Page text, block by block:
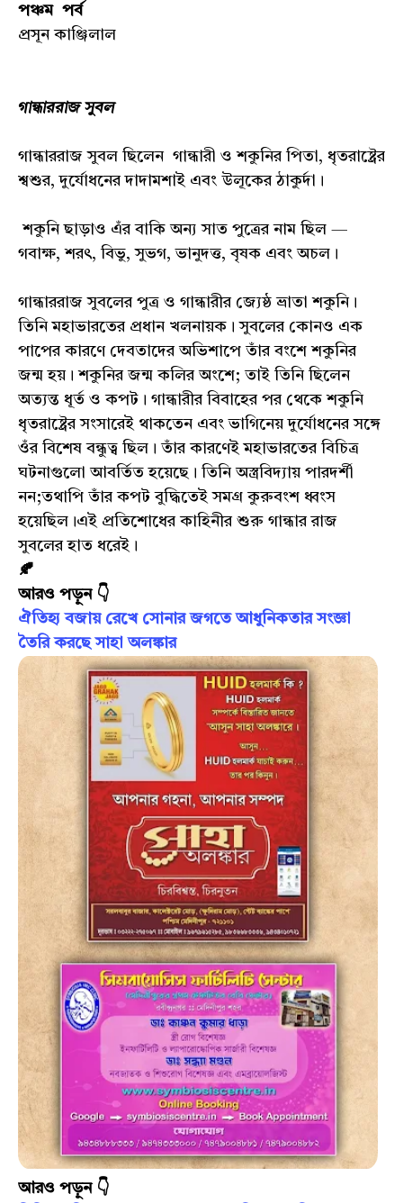
পঞ্চম পর্ব
প্রসূন কাঞ্জিলাল
গান্ধাররাজ সুবল
গান্ধাররাজ সুবল ছিলেন গান্ধারী ও শকুনির পিতা, ধৃতরাষ্ট্রের
শ্বশুর, দুর্যোধনের দাদামশাই এবং উলূকের ঠাকুর্দা।
শকুনি ছাড়াও এঁর বাকি অন্য সাত পুত্রের নাম ছিল —
গবাক্ষ, শরৎ, বিভু, সুভগ, ভানুদত্ত, বৃষক এবং অচল।
গান্ধাররাজ সুবলের পুত্র ও গান্ধারীর জ্যেষ্ঠ ভ্রাতা শকুনি।
তিনি মহাভারতের প্রধান খলনায়ক। সুবলের কোনও এক
পাপের কারণে দেবতাদের অভিশাপে তাঁর বংশে শকুনির
জন্ম হয়। শকুনির জন্ম কলির অংশে; তাই তিনি ছিলেন
অত্যন্ত ধূর্ত ও কপট। গান্ধারীর বিবাহের পর থেকে শকুনি
ধৃতরাষ্ট্রের সংসারেই থাকতেন এবং ভাগিনেয় দুর্যোধনের সঙ্গে
ওঁর বিশেষ বন্ধুত্ব ছিল। তাঁর কারণেই মহাভারতের বিচিত্র
ঘটনাগুলো আবর্তিত হয়েছে। তিনি অস্ত্রবিদ্যায় পারদর্শী
নন;তথাপি তাঁর কপট বুদ্ধিতেই সমগ্ৰ কুরুবংশ ধ্বংস
হয়েছিল।এই প্রতিশোধের কাহিনীর শুরু গান্ধার রাজ
সুবলের হাত ধরেই।
🍂
আরও পড়ুন 👇
ঐতিহ্য বজায় রেখে সোনার জগতে আধুনিকতার সংজ্ঞা
তৈরি করছে সাহা অলঙ্কার
আরও পড়ুন 👇